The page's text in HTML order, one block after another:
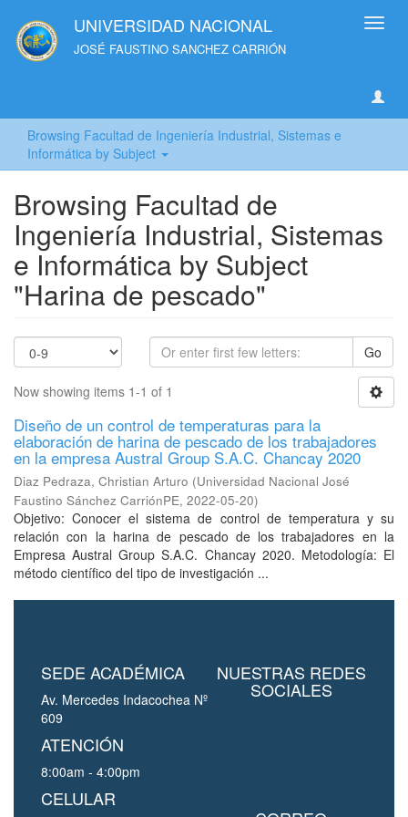
UNIVERSIDAD NACIONAL
JOSÉ FAUSTINO SANCHEZ CARRIÓN
Browsing Facultad de Ingeniería Industrial, Sistemas e
Informática by Subject
Browsing Facultad de
Ingeniería Industrial, Sistemas
e Informática by Subject
"Harina de pescado"
Go
Now showing items 1-1 of 1
Diseño de un control de temperaturas para la
elaboración de harina de pescado de los trabajadores
en la empresa Austral Group S.A.C. Chancay 2020
Diaz Pedraza, Christian Arturo (Universidad Nacional José
Faustino Sánchez CarriónPE, 2022-05-20)
Objetivo: Conocer el sistema de control de temperatura y su
relación con la harina de pescado de los trabajadores en la
Empresa Austral Group S.A.C. Chancay 2020. Metodología: El
método científico del tipo de investigación ...
SEDE ACADÉMICA
Av. Mercedes Indacochea Nº
609
ATENCIÓN
8:00am - 4:00pm
CELULAR
NUESTRAS REDES
SOCIALES